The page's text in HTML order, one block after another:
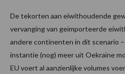
De tekorten aan eiwithoudende
vervanging van geïmporteerde
andere continenten in dit scenario
instantie (nog) meer uit Oekraïne
EU voert al aanzienlijke volumes